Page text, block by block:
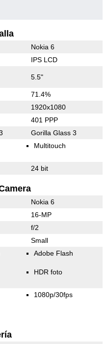
Nokia 6
IPS LCD
5.5"
71.4%
1920x1080
401 PPP
Gorilla Glass 3
Multitouch
24 bit
Nokia 6
16-MP
f/2
Small
Adobe Flash
HDR foto
1080p/30fps